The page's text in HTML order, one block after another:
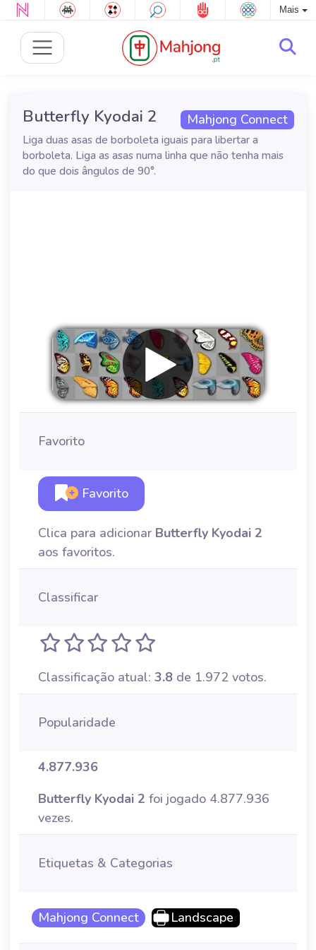
Mais
Mahjong Connect
Butterfly Kyodai 2
Liga duas asas de borboleta iguais para libertar a
borboleta. Liga as asas numa linha que não tenha mais
do que dois ângulos de 90°.
Favorito
Favorito
Clica para adicionar Butterfly Kyodai 2
aos favoritos.
Classificar
Classificação atual: 3.8 de 1.972 votos.
Popularidade
4.877.936
Butterfly Kyodai 2 foi jogado 4.877.936
vezes.
Etiquetas & Categorias
Mahjong Connect Landscape